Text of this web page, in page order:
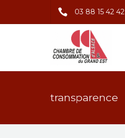
03 88 15 42 42
transparence